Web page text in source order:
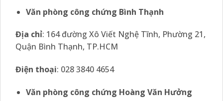
Văn phòng công chứng Bình Thạnh
Địa chỉ: 164 đường Xô Viết Nghệ Tĩnh, Phường 21,
Quận Bình Thạnh, TP.HCM
Điện thoại: 028 3840 4654
Văn phòng công chứng Hoàng Văn Hưởng